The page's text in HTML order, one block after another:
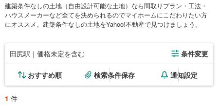
建築条件なしの土地（自由設計可能な土地）なら間取りプラン・工法・
ハウスメーカーなど全てを決められるのでマイホームにこだわりたい方
にオススメ。建築条件なしの土地をYahoo!不動産で見つけましょう。
田尻駅｜価格未定を含む 条件変更
おすすめ順 検索条件保存 通知設定
1 件